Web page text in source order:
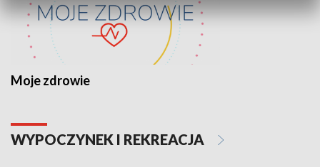
Moje zdrowie
WYPOCZYNEK I REKREACJA